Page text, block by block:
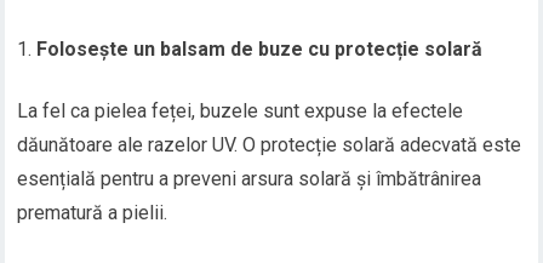
Folosește un balsam de buze cu protecție solară
La fel ca pielea feței, buzele sunt expuse la efectele
dăunătoare ale razelor UV. O protecție solară adecvată este
esențială pentru a preveni arsura solară și îmbătrânirea
prematură a pielii.